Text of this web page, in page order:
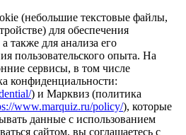
(небольшие текстовые файлы,
для обеспечения
также для анализа его
пользовательского опыта. На
сервисы, в том числе
конфиденциальности:
) и Марквиз (политика
www.marquiz.ru/policy/), которые
данные с использованием
сайтом, вы соглашаетесь с